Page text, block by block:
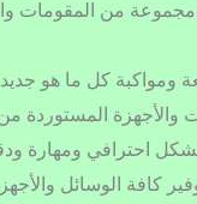
مجموعة من المقومات
ومواكبة كل ما هو
والأجهزة المستوردة
بشكل احترافي ومهارة
كافة الوسائل